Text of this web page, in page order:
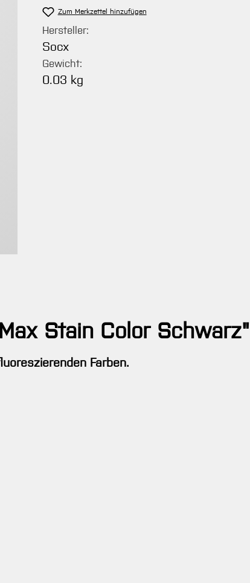
Zum Merkzettel hinzufügen
Hersteller:
Socx
Gewicht:
0.03 kg
Stain Color Schwarz"
Farben.